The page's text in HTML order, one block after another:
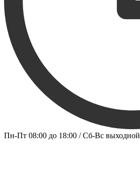
Пн-Пт 08:00 до 18:00 / Сб-Вс выходной